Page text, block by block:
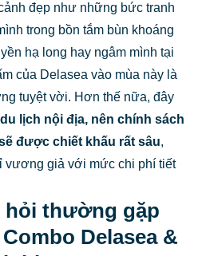
đẹp như những bức tranh
trong bồn tắm bùn khoáng
hạ long hay ngâm mình tại
của Delasea vào mùa này là
tuyệt vời. Hơn thế nữa, đây
lịch nội địa, nên chính sách
được chiết khấu rất sâu,
vương giả với mức chi phí tiết
hỏi thường gặp
Delasea &